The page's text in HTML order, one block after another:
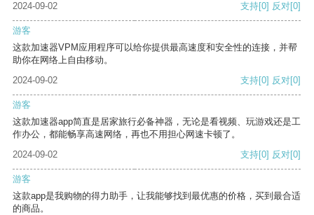
2024-09-02
支持[0] 反对[0]
游客
这款加速器VPM应用程序可以给你提供最高速度和安全性的连接，并帮
助你在网络上自由移动。
2024-09-02
支持[0] 反对[0]
游客
这款加速器app简直是居家旅行必备神器，无论是看视频、玩游戏还是工
作办公，都能畅享高速网络，再也不用担心网速卡顿了。
2024-09-02
支持[0] 反对[0]
游客
这款app是我购物的得力助手，让我能够找到最优惠的价格，买到最合适
的商品。